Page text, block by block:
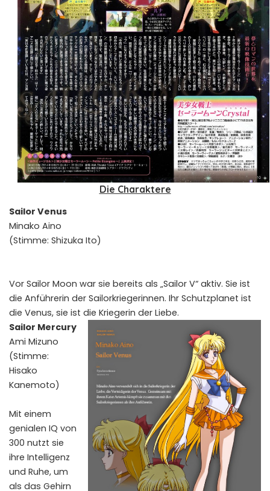
Die Charaktere
Sailor Venus
Minako Aino
(Stimme: Shizuka Ito)
Vor Sailor Moon war sie bereits als „Sailor V“ aktiv. Sie ist
die Anführerin der Sailorkriegerinnen. Ihr Schutzplanet ist
die Venus, sie ist die Kriegerin der Liebe.
Sailor Mercury
Ami Mizuno
(Stimme:
Hisako
Kanemoto)
Mit einem
genialen IQ von
300 nutzt sie
ihre Intelligenz
und Ruhe, um
als das Gehirn